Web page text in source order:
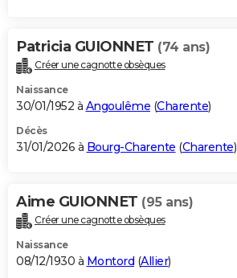
Carte de Noël
Carte Bonne année
Carte Saint-Valentin
Carte Pâques
Carte d'anniversaire
DICTIONNAIRE
Dictionnaire
Biographies
Citations
Expressions
Proverbes
PROGRAMME TV
S'inscrire
Se connecter
Lycées
Collèges
Primaires
Universités
Entreprises
Service militaire
Avis de recherche
AVIS DE DÉCÈS
Bricolage
Lifestyle
Culture
Sport
Auto
Television
Voyage
Cinema
Patricia GUIONNET (74 ans)
Créer une cagnotte obsèques
Naissance
30/01/1952 à Angoulême (Charente)
Décès
31/01/2026 à Bourg-Charente (Charente)
Aime GUIONNET (95 ans)
Créer une cagnotte obsèques
Naissance
08/12/1930 à Montord (Allier)